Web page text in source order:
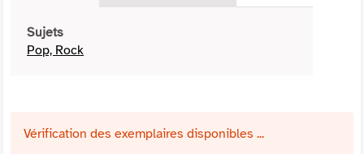
Sujets
Pop, Rock
Vérification des exemplaires disponibles ...